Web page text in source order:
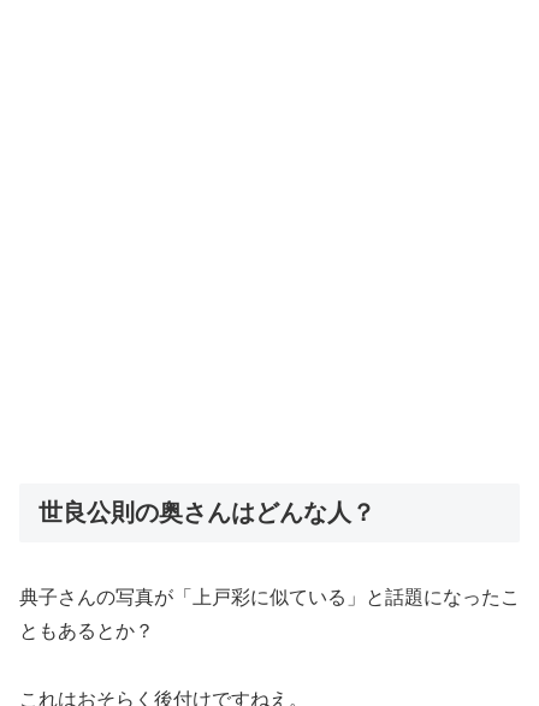
世良公則の奥さんはどんな人？
典子さんの写真が「上戸彩に似ている」と話題になったこ
ともあるとか？
これはおそらく後付けですねえ。